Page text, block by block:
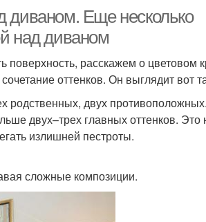
диваном. Еще несколько
над диваном
расскажем о цветовом
оттенков. Он выглядит вот
родственных, двух
двух–трех главных оттенков. Это
излишней пестроты.
сложные композиции.